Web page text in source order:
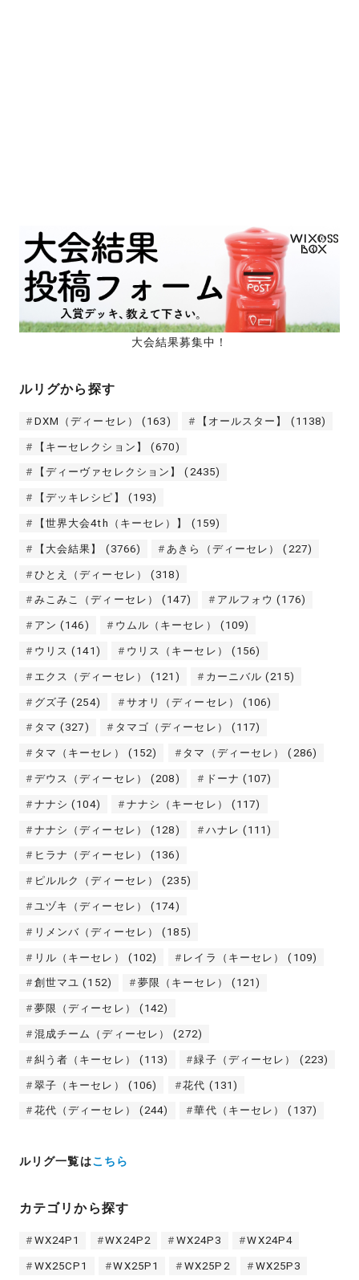
大会結果募集中！
ルリグから探す
DXM（ディーセレ） (163) 【オールスター】 (1138)
【キーセレクション】 (670)
【ディーヴァセレクション】 (2435)
【デッキレシピ】 (193)
【世界大会4th（キーセレ）】 (159)
【大会結果】 (3766) あきら（ディーセレ） (227)
ひとえ（ディーセレ） (318)
みこみこ（ディーセレ） (147) アルフォウ (176)
アン (146) ウムル（キーセレ） (109)
ウリス (141) ウリス（キーセレ） (156)
エクス（ディーセレ） (121) カーニバル (215)
グズ子 (254) サオリ（ディーセレ） (106)
タマ (327) タマゴ（ディーセレ） (117)
タマ（キーセレ） (152) タマ（ディーセレ） (286)
デウス（ディーセレ） (208) ドーナ (107)
ナナシ (104) ナナシ（キーセレ） (117)
ナナシ（ディーセレ） (128) ハナレ (111)
ヒラナ（ディーセレ） (136)
ピルルク（ディーセレ） (235)
ユヅキ（ディーセレ） (174)
リメンバ（ディーセレ） (185)
リル（キーセレ） (102) レイラ（キーセレ） (109)
創世マユ (152) 夢限（キーセレ） (121)
夢限（ディーセレ） (142)
混成チーム（ディーセレ） (272)
糾う者（キーセレ） (113) 緑子（ディーセレ） (223)
翠子（キーセレ） (106) 花代 (131)
花代（ディーセレ） (244) 華代（キーセレ） (137)
ルリグ一覧はこちら
カテゴリから探す
WX24P1 WX24P2 WX24P3 WX24P4
WX25CP1 WX25P1 WX25P2 WX25P3